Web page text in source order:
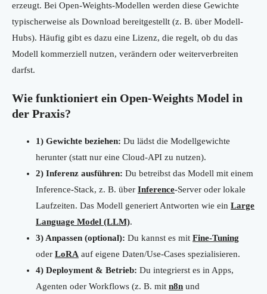
erzeugt. Bei Open-Weights-Modellen werden diese Gewichte
typischerweise als Download bereitgestellt (z. B. über Modell-
Hubs). Häufig gibt es dazu eine Lizenz, die regelt, ob du das
Modell kommerziell nutzen, verändern oder weiterverbreiten
darfst.
Wie funktioniert ein Open-Weights Model in
der Praxis?
1) Gewichte beziehen: Du lädst die Modellgewichte
herunter (statt nur eine Cloud-API zu nutzen).
2) Inferenz ausführen: Du betreibst das Modell mit einem
Inference-Stack, z. B. über Inference-Server oder lokale
Laufzeiten. Das Modell generiert Antworten wie ein Large
Language Model (LLM).
3) Anpassen (optional): Du kannst es mit Fine-Tuning
oder LoRA auf eigene Daten/Use-Cases spezialisieren.
4) Deployment & Betrieb: Du integrierst es in Apps,
Agenten oder Workflows (z. B. mit n8n und